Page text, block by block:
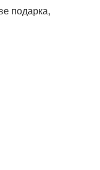
подарка,